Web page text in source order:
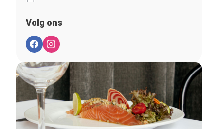
Volg ons